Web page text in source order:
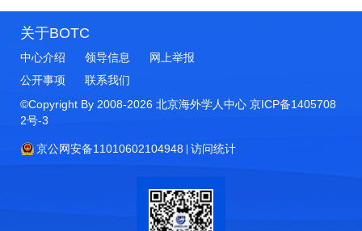
关于BOTC
中心介绍 领导信息
网上举报
公开事项
联系我们
©Copyright By 2008-2026 北京海外学人中心 京ICP备1405708
2号-3
京公网安备11010602104948 访问统计